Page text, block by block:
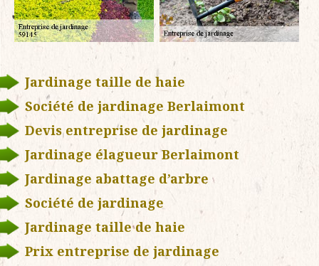
Jardinage taille de haie
Société de jardinage Berlaimont
Devis entreprise de jardinage
Jardinage élagueur Berlaimont
Jardinage abattage d’arbre
Société de jardinage
Jardinage taille de haie
Prix entreprise de jardinage